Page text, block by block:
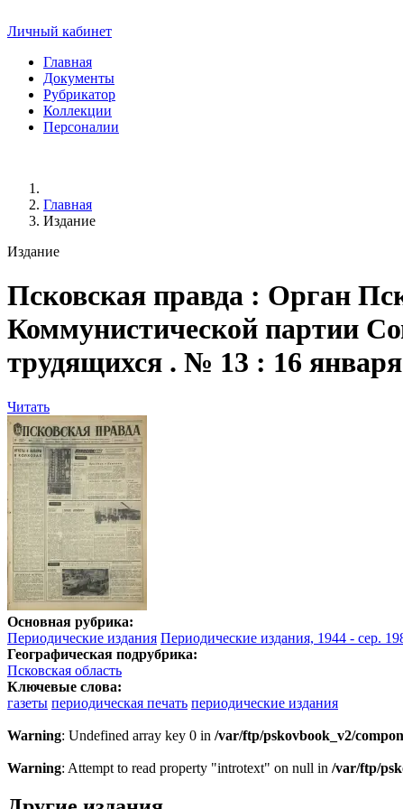
Личный кабинет
Главная
Документы
Рубрикатор
Коллекции
Персоналии
Главная
Издание
Издание
Псковская правда : Орган
Коммунистической партии
трудящихся . № 13 : 16
Читать
Основная рубрика:
Периодические издания Периодические издания, 1944 - сер.
Географическая подрубрика:
Псковская область
Ключевые слова:
газеты периодическая печать периодические издания
Warning: Undefined array key 0 in /var/ftp/pskovbook_v2/
Warning: Attempt to read property "introtext" on null in /var/ftp/